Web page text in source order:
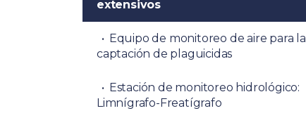
extensivos
Equipo de monitoreo de aire para la
captación de plaguicidas
Estación de monitoreo hidrológico:
Limnígrafo-Freatígrafo